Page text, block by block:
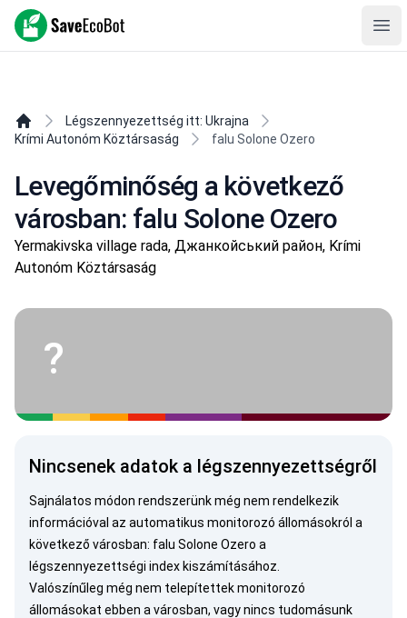
SaveEcoBot
Légszennyezettség itt: Ukrajna
Krími Autonóm Köztársaság
falu Solone Ozero
Levegőminőség a következő
városban: falu Solone Ozero
Yermakivska village rada, Джанкойський район, Krími
Autonóm Köztársaság
?
Nincsenek adatok a légszennyezettségről
Sajnálatos módon rendszerünk még nem rendelkezik
információval az automatikus monitorozó állomásokról a
következő városban: falu Solone Ozero a
légszennyezettségi index kiszámításához.
Valószínűleg még nem telepítettek monitorozó
állomásokat ebben a városban, vagy nincs tudomásunk